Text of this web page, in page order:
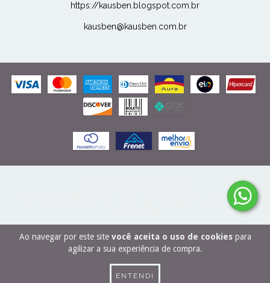
Ao navegar por este site você aceita o uso de cookiespara
agilizar a sua experiência de compra.
ENTENDI
https://kausben.blogspot.com.br
kausben@kausben.com.br
COPYRIGHT KAUSBEN - 27506989000166 - 2026. TODOS OS DIREITOS